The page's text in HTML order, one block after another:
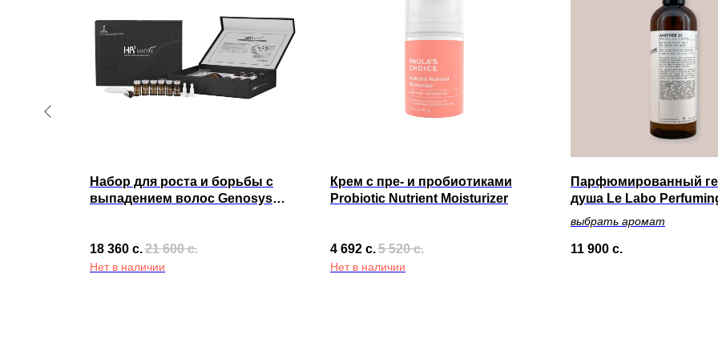
Набор для роста и борьбы с
выпадением волос Genosys
18 360 с.21 600 с.
Нет в наличии
Крем с пре- и пробиотиками
Probiotic Nutrient Moisturizer
4 692 с.5 520 с.
Нет в наличии
Парфюмированный
душа Le Labo
Gel, 480мл.
выбрать аромат
11 900 с.